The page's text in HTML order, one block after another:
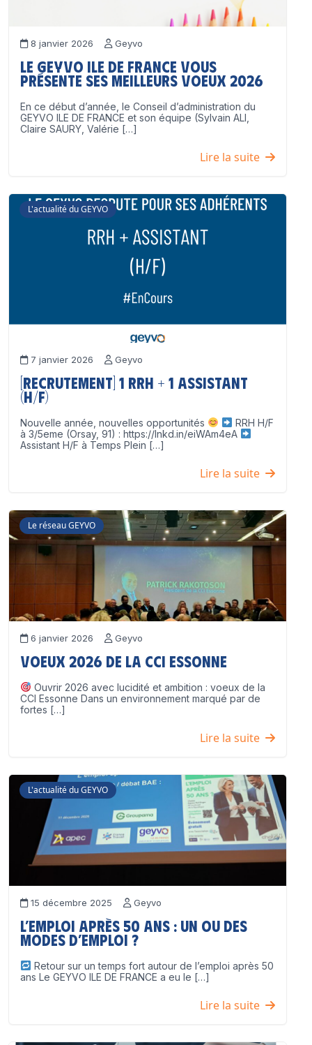
8 janvier 2026 Geyvo
Le GEYVO Ile de France vous
présente ses meilleurs voeux 2026
En ce début d’année, le Conseil d’administration du
GEYVO ILE DE FRANCE et son équipe (Sylvain ALI,
Claire SAURY, Valérie […]
Lire la suite
L'actualité du GEYVO
7 janvier 2026 Geyvo
[Recrutement] 1 RRH + 1 Assistant
(H/F)
Nouvelle année, nouvelles opportunités
RRH H/F
à 3/5eme (Orsay, 91) : https://lnkd.in/eiWAm4eA
Assistant H/F à Temps Plein […]
Lire la suite
Le réseau GEYVO
6 janvier 2026 Geyvo
Voeux 2026 de la CCI Essonne
Ouvrir 2026 avec lucidité et ambition : voeux de la
CCI Essonne Dans un environnement marqué par de
fortes […]
Lire la suite
L'actualité du GEYVO
15 décembre 2025 Geyvo
L’emploi après 50 ans : un ou des
modes d’emploi ?
Retour sur un temps fort autour de l’emploi après 50
ans Le GEYVO ILE DE FRANCE a eu le […]
Lire la suite